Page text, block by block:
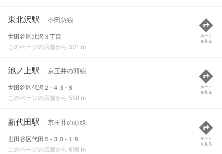
東北沢駅 小田急線
世田谷区北沢３丁目
このページの店舗から 501 m
ルート
を見る
池ノ上駅 京王井の頭線
世田谷区代沢２-４３-８
このページの店舗から 558 m
ルート
を見る
新代田駅 京王井の頭線
世田谷区代田５-３０-１８
このページの店舗から 698 m
ルート
を見る